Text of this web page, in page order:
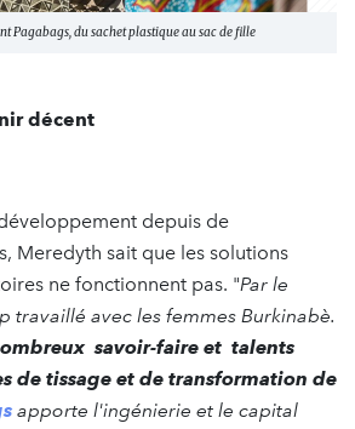
Pagabags, du sachet plastique au sac de fille
décent
depuis de
Meredyth sait que les solutions
ne fonctionnent pas. "Par le
travaillé avec les femmes Burkinabè.
savoir-faire et talents
de tissage et de transformation de
apporte l'ingénierie et le capital